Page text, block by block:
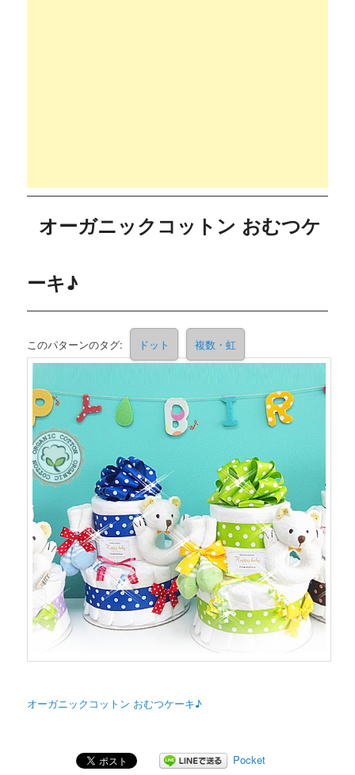
オーガニックコットン おむつケ
ーキ♪
このパターンのタグ: ドット 複数・虹
オーガニックコットン おむつケーキ♪
Pocket